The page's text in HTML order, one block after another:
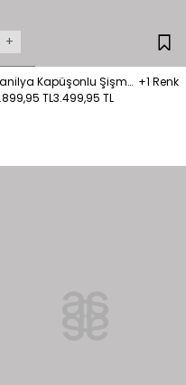
+
Kapüşonlu Şişme +1 Renk
TL3.499,95 TL